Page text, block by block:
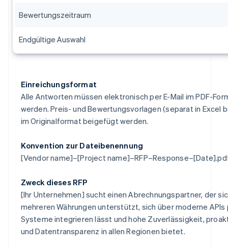
Bewertungszeitraum
Endgültige Auswahl
Einreichungsformat
Alle Antworten müssen elektronisch per E-Mail im PDF-
werden. Preis- und Bewertungsvorlagen (separat in Excel
im Originalformat beigefügt werden.
Konvention zur Dateibenennung
[Vendor name]–[Project
Zweck dieses RFP
[Ihr Unternehmen] sucht einen Abrechnungspartner, der
mehreren Währungen unterstützt, sich über moderne
Systeme integrieren lässt und hohe Zuverlässigkeit,
und Datentransparenz in allen Regionen bietet.